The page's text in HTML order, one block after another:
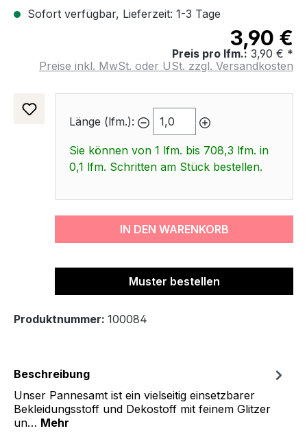
Sofort verfügbar, Lieferzeit: 1-3 Tage
3,90 €
Preis pro lfm.: 3,90 € *
Preise inkl. MwSt. oder USt. zzgl. Versandkosten
Länge (lfm.):
Sie können von 1 lfm. bis 708,3 lfm. in
0,1 lfm. Schritten am Stück bestellen.
IN DEN WARENKORB
Muster bestellen
Produktnummer: 100084
Beschreibung
Unser Pannesamt ist ein vielseitig einsetzbarer
Bekleidungsstoff und Dekostoff mit feinem Glitzer
un… Mehr